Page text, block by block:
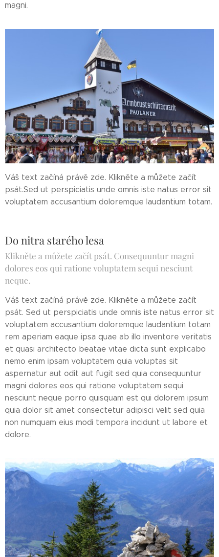
magni.
Váš text začíná právě zde. Klikněte a můžete začít
psát.Sed ut perspiciatis unde omnis iste natus error sit
voluptatem accusantium doloremque laudantium totam.
Do nitra starého lesa
Klikněte a můžete začít psát. Consequuntur magni
dolores eos qui ratione voluptatem sequi nesciunt
neque.
Váš text začíná právě zde. Klikněte a můžete začít
psát. Sed ut perspiciatis unde omnis iste natus error sit
voluptatem accusantium doloremque laudantium totam
rem aperiam eaque ipsa quae ab illo inventore veritatis
et quasi architecto beatae vitae dicta sunt explicabo
nemo enim ipsam voluptatem quia voluptas sit
aspernatur aut odit aut fugit sed quia consequuntur
magni dolores eos qui ratione voluptatem sequi
nesciunt neque porro quisquam est qui dolorem ipsum
quia dolor sit amet consectetur adipisci velit sed quia
non numquam eius modi tempora incidunt ut labore et
dolore.